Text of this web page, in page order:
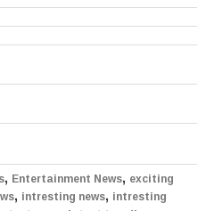
, Entertainment News, exciting
, intresting news, intresting